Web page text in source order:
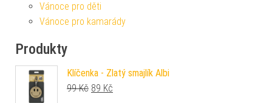
Vánoce pro děti
Vánoce pro kamarády
Produkty
Klíčenka - Zlatý smajlík Albi
99Kč Původní cena byla: 99 Kč.
89 Kč